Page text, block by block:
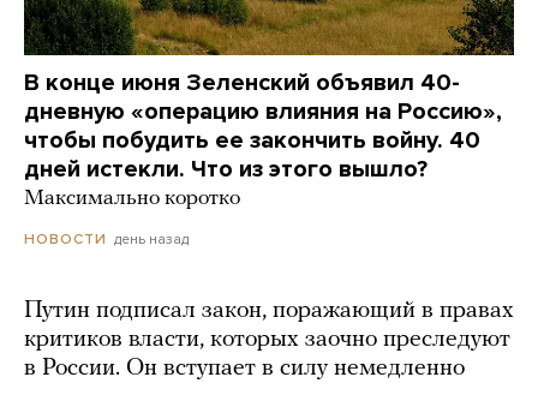
В конце июня Зеленский объявил 40-
дневную «операцию влияния на Россию»,
чтобы побудить ее закончить войну. 40
дней истекли. Что из этого вышло?
Максимально коротко
НОВОСТИ день назад
Путин подписал закон, поражающий в правах
критиков власти, которых заочно преследуют
в России. Он вступает в силу немедленно